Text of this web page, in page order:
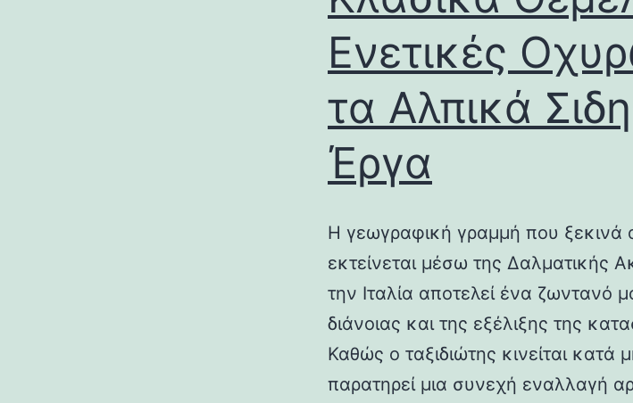
Ενετικές
τα Αλπικά
Έργα
Η γεωγραφική γραμμή που ξεκινά
εκτείνεται μέσω της Δαλματικής
την Ιταλία αποτελεί ένα ζωντανό
διάνοιας και της εξέλιξης της
Καθώς ο ταξιδιώτης κινείται κατά
παρατηρεί μια συνεχή εναλλαγή